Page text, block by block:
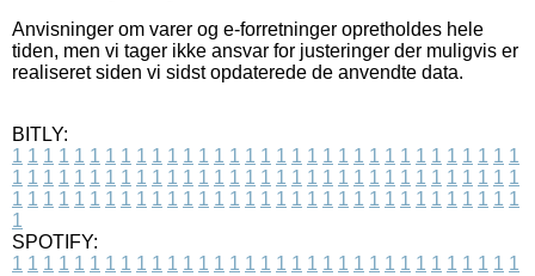
Anvisninger om varer og e-forretninger opretholdes hele
tiden, men vi tager ikke ansvar for justeringer der muligvis er
realiseret siden vi sidst opdaterede de anvendte data.
BITLY:
1 1 1 1 1 1 1 1 1 1 1 1 1 1 1 1 1 1 1 1 1 1 1 1 1 1 1 1 1 1 1 1 1
1 1 1 1 1 1 1 1 1 1 1 1 1 1 1 1 1 1 1 1 1 1 1 1 1 1 1 1 1 1 1 1 1
1 1 1 1 1 1 1 1 1 1 1 1 1 1 1 1 1 1 1 1 1 1 1 1 1 1 1 1 1 1 1 1 1
1
SPOTIFY:
1 1 1 1 1 1 1 1 1 1 1 1 1 1 1 1 1 1 1 1 1 1 1 1 1 1 1 1 1 1 1 1 1